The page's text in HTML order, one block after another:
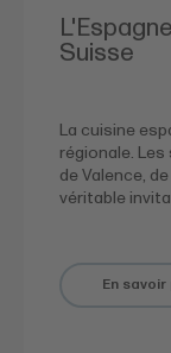
Suisse
La cuisine
régionale.
de Valence,
véritable
En savoir